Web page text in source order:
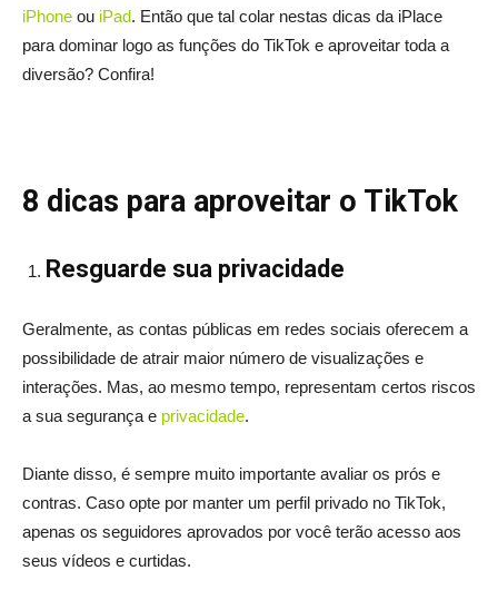
iPhone ou iPad. Então que tal colar nestas dicas da iPlace
para dominar logo as funções do TikTok e aproveitar toda a
diversão? Confira!
8 dicas para aproveitar o TikTok
Resguarde sua privacidade
Geralmente, as contas públicas em redes sociais oferecem a
possibilidade de atrair maior número de visualizações e
interações. Mas, ao mesmo tempo, representam certos riscos
a sua segurança e privacidade.
Diante disso, é sempre muito importante avaliar os prós e
contras. Caso opte por manter um perfil privado no TikTok,
apenas os seguidores aprovados por você terão acesso aos
seus vídeos e curtidas.